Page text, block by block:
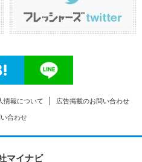
情報について 広告掲載のお問い合わせ
合わせ
マイナビ